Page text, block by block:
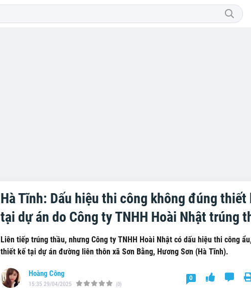
Hà Tĩnh: Dấu hiệu thi công không đúng thiết
tại dự án do Công ty TNHH Hoài Nhật trúng
Liên tiếp trúng thầu, nhưng Công ty TNHH Hoài Nhật có dấu hiệu thi công
thiết kế tại dự án đường liên thôn xã Sơn Bằng, Hương Sơn (Hà Tĩnh).
Hoàng Công
15:35 29/04/2025 (0)
0